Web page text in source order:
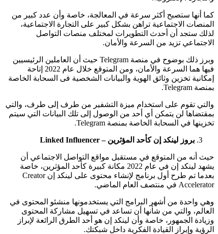
كما أنها ستصبح أكثر سرعة في المعالجة، خاصة وأن عدد كبير من
المنصات الاجتماعية تراهن بشكل كبير على التجارة الاجتماعية،
لذلك ستجد أن أحدث التطويرات لمختلف منصات التواصل
الاجتماعي تزيد من السرعة والأمان.
وبرز ذلك بوضوح في منصة Telegram حيث أن العاملين الرئيسيين
فيها هما السرعة والأمان، ومن المتوقع خلال عام 2022 إتاحة
إمكانية تخزين وثائق الهوية والبيانات الشخصية فى السحابة الخاصة
بمنصة Telegram.
والتي تقوم على استخدام ميزة التشفير من طرف إلى طرف، والتي
بمقتضاها لن يتمكن أي أحد من الوصول إلى تلك البيانات التي سيتم
تخزينها في السحابة الخاصة بمنصة Telegram.
بروز لينكد إن كأحد المؤثرين – Linked Influencer
حيث أنه من المتوقع في مستقبل مواقع التواصل الاجتماعي أن
يشهد لينكد إن في عام 2022 مكانة كبيرة كأحد المؤثرين، خاصة
بعدما تم طرح أول برنامج لإنشاء محتوى على لينكد إن Creator
Accelerator في منتصف العام الماضي.
وهي واحدة من أشهر البرامج التي يستخدمونها منشئو المحتوى في
العالم، والتي من شأنها أن تساعد في تسهيل مشاركة المحتوى
وزيادة الجمهور، خاصة وأن لينكد إن هو أحد الطرق الرائعة لإبراز
الرؤية وإبراز القيادة الفكرية داخل شبكتك.